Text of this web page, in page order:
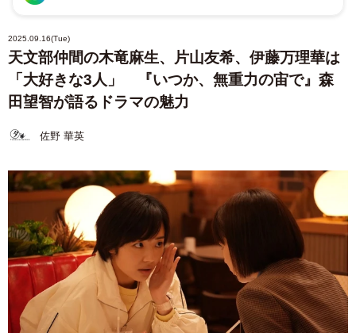
2025.09.16(Tue)
天文部仲間の木竜麻生、片山友希、伊藤万理華は
「大好きな3人」 『いつか、無重力の宙で』森
田望智が語るドラマの魅力
佐野 華英